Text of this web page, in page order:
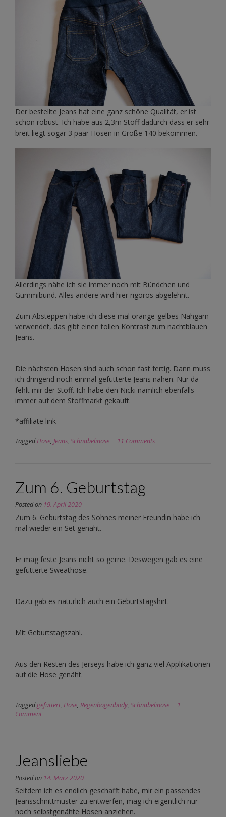
Der bestellte Jeans hat eine ganz schöne Qualität, er ist
schön robust. Ich habe aus 2,3m Stoff dadurch dass er sehr
breit liegt sogar 3 paar Hosen in Größe 140 bekommen.
Allerdings nähe ich sie immer noch mit Bündchen und
Gummibund. Alles andere wird hier rigoros abgelehnt.
Zum Absteppen habe ich diese mal orange-gelbes Nähgarn
verwendet, das gibt einen tollen Kontrast zum nachtblauen
Jeans.
Die nächsten Hosen sind auch schon fast fertig. Dann muss
ich dringend noch einmal gefütterte Jeans nähen. Nur da
fehlt mir der Stoff. Ich habe den Nicki nämlich ebenfalls
immer auf dem Stoffmarkt gekauft.
*affiliate link
TaggedHose, Jeans, Schnabelinose 11 Comments
Zum 6. Geburtstag
Posted on 19. April 2020
Zum 6. Geburtstag des Sohnes meiner Freundin habe ich
mal wieder ein Set genäht.
Er mag feste Jeans nicht so gerne. Deswegen gab es eine
gefütterte Sweathose.
Dazu gab es natürlich auch ein Geburtstagshirt.
Mit Geburtstagszahl.
Aus den Resten des Jerseys habe ich ganz viel Applikationen
auf die Hose genäht.
Taggedgefüttert, Hose, Regenbogenbody, Schnabelinose
1
Comment
Jeansliebe
Posted on 14. März 2020
Seitdem ich es endlich geschafft habe, mir ein passendes
Jeansschnittmuster zu entwerfen, mag ich eigentlich nur
noch selbstgenähte Hosen anziehen.